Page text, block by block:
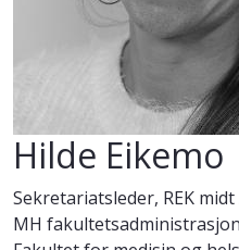
Hilde Eikemo
Sekretariatsleder, REK
MH fakultetsadministrasjon